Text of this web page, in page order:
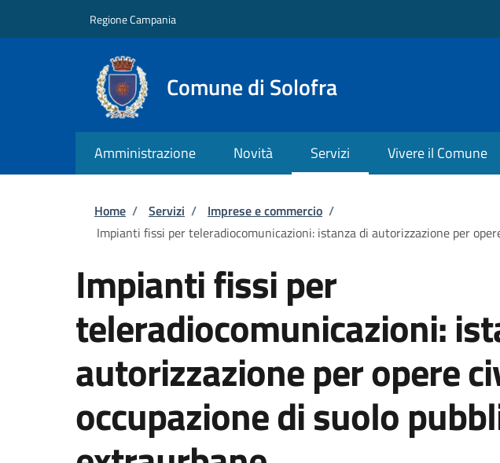
Regione Campania
Comune di Solofra
Amministrazione Novità Servizi Vivere il Comune
Briciole di pane
Home / Servizi / Imprese e commercio /
Impianti fissi per teleradiocomunicazioni: istanza di autorizzazione per
Impianti fissi per
teleradiocomunicazioni:
autorizzazione per opere
occupazione di suolo